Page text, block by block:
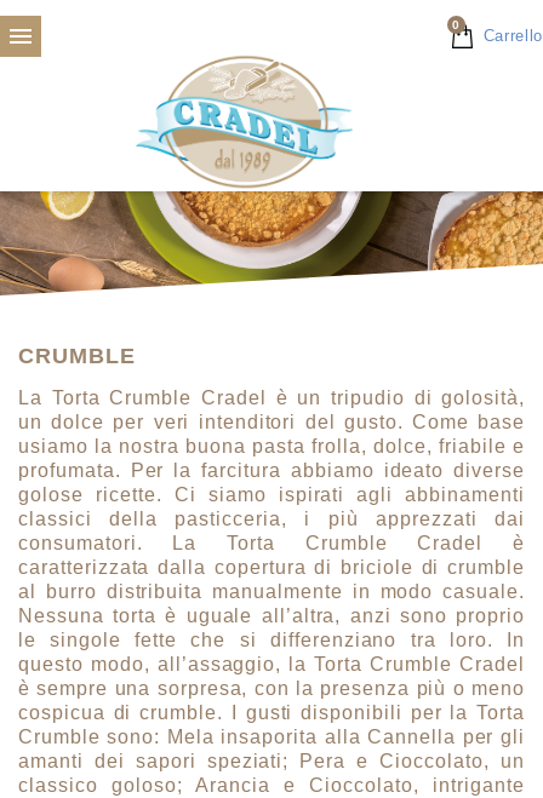
 0
Carrello
CRUMBLE
La Torta Crumble Cradel è un tripudio di golosità,
un dolce per veri intenditori del gusto. Come base
usiamo la nostra buona pasta frolla, dolce, friabile e
profumata. Per la farcitura abbiamo ideato diverse
golose ricette. Ci siamo ispirati agli abbinamenti
classici della pasticceria, i più apprezzati dai
consumatori. La Torta Crumble Cradel è
caratterizzata dalla copertura di briciole di crumble
al burro distribuita manualmente in modo casuale.
Nessuna torta è uguale all’altra, anzi sono proprio
le singole fette che si differenziano tra loro. In
questo modo, all’assaggio, la Torta Crumble Cradel
è sempre una sorpresa, con la presenza più o meno
cospicua di crumble. I gusti disponibili per la Torta
Crumble sono: Mela insaporita alla Cannella per gli
amanti dei sapori speziati; Pera e Cioccolato, un
classico goloso; Arancia e Cioccolato, intrigante